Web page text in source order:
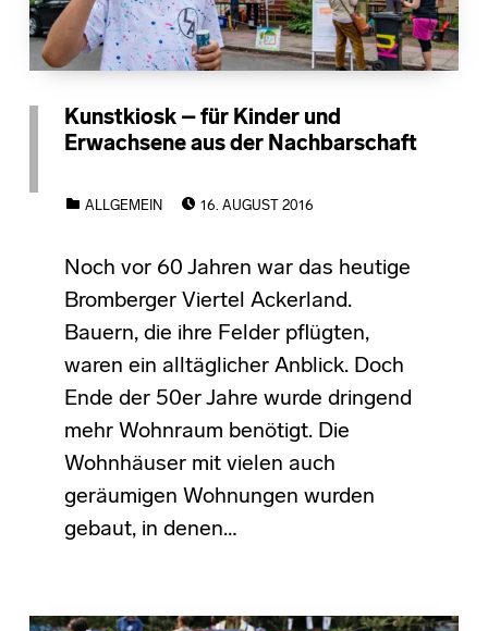
Kunstkiosk – für Kinder und
Erwachsene aus der Nachbarschaft
ALLGEMEIN
16. AUGUST 2016
Noch vor 60 Jahren war das heutige
Bromberger Viertel Ackerland.
Bauern, die ihre Felder pflügten,
waren ein alltäglicher Anblick. Doch
Ende der 50er Jahre wurde dringend
mehr Wohnraum benötigt. Die
Wohnhäuser mit vielen auch
geräumigen Wohnungen wurden
gebaut, in denen…